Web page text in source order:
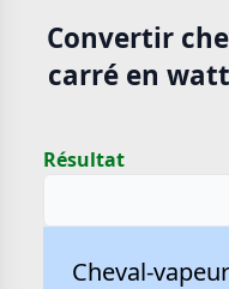
Convertir
carré en
Résultat
Cheval-